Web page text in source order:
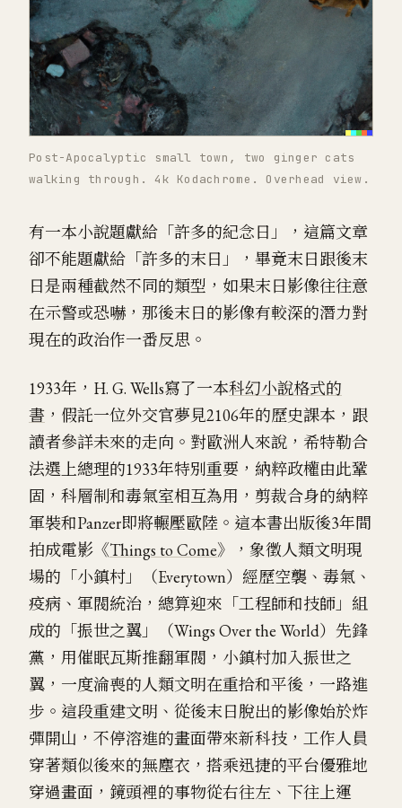
Post-Apocalyptic small town, two ginger cats
walking through. 4k Kodachrome. Overhead view.
有一本小說題獻給「許多的紀念日」，這篇文章
卻不能題獻給「許多的末日」，畢竟末日跟後末
日是兩種截然不同的類型，如果末日影像往往意
在示警或恐嚇，那後末日的影像有較深的潛力對
現在的政治作一番反思。
1933年，H. G. Wells寫了一本科幻小說格式的
書 ，假託一位外交官夢見2106年的歷史課本，跟
讀者參詳未來的走向。對歐洲人來說，希特勒合
法選上總理的1933年特別重要，納粹政權由此鞏
固，科層制和毒氣室相互為用，剪裁合身的納粹
軍裝和Panzer即將輾壓歐陸。這本書出版後3年間
拍成電影《Things to Come》，象徵人類文明現
場的「小鎮村」（Everytown）經歷空襲、毒氣、
疫病、軍閥統治，總算迎來「工程師和技師」組
成的「振世之翼」（Wings Over the World）先鋒
黨，用催眠瓦斯推翻軍閥，小鎮村加入振世之
翼，一度淪喪的人類文明在重拾和平後，一路進
步。這段重建文明、從後末日脫出的影像始於炸
彈開山，不停溶進的畫面帶來新科技，工作人員
穿著類似後來的無塵衣，搭乘迅捷的平台優雅地
穿過畫面，鏡頭裡的事物從右往左、下往上運